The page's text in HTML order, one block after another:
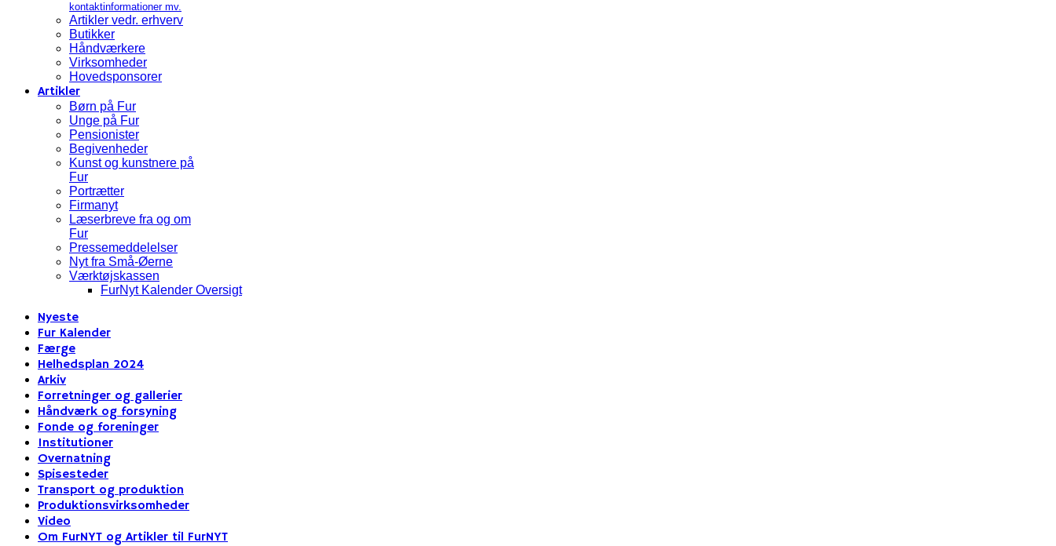
kontaktinformationer mv.
Artikler vedr. erhverv
Butikker
Håndværkere
Virksomheder
Hovedsponsorer
Artikler
Børn på Fur
Unge på Fur
Pensionister
Begivenheder
Kunst og kunstnere på
Fur
Portrætter
Firmanyt
Læserbreve fra og om
Fur
Pressemeddelelser
Nyt fra Små-Øerne
Værktøjskassen
FurNyt Kalender Oversigt
Nyeste
Fur Kalender
Færge
Helhedsplan 2024
Arkiv
Forretninger og gallerier
Håndværk og forsyning
Fonde og foreninger
Institutioner
Overnatning
Spisesteder
Transport og produktion
Produktionsvirksomheder
Video
Om FurNYT og Artikler til FurNYT